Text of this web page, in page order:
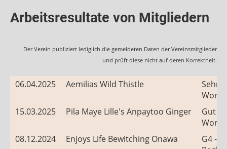
Arbeitsresultate von Mitgliedern
Der Verein publiziert lediglich die gemeldeten Daten der Vereinsmitglieder
und prüft diese nicht auf deren Korrektheit.
06.04.2025 Aemilias Wild Thistle
Sehr
15.03.2025
Pila Maye Lille's Anpaytoo Ginger
Gut -
08.12.2024
Enjoys Life Bewitching Onawa
G4 -